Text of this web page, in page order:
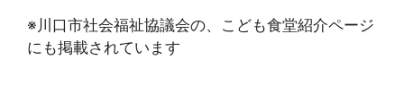
※川口市社会福祉協議会の、こども食堂紹介ページ
にも掲載されています